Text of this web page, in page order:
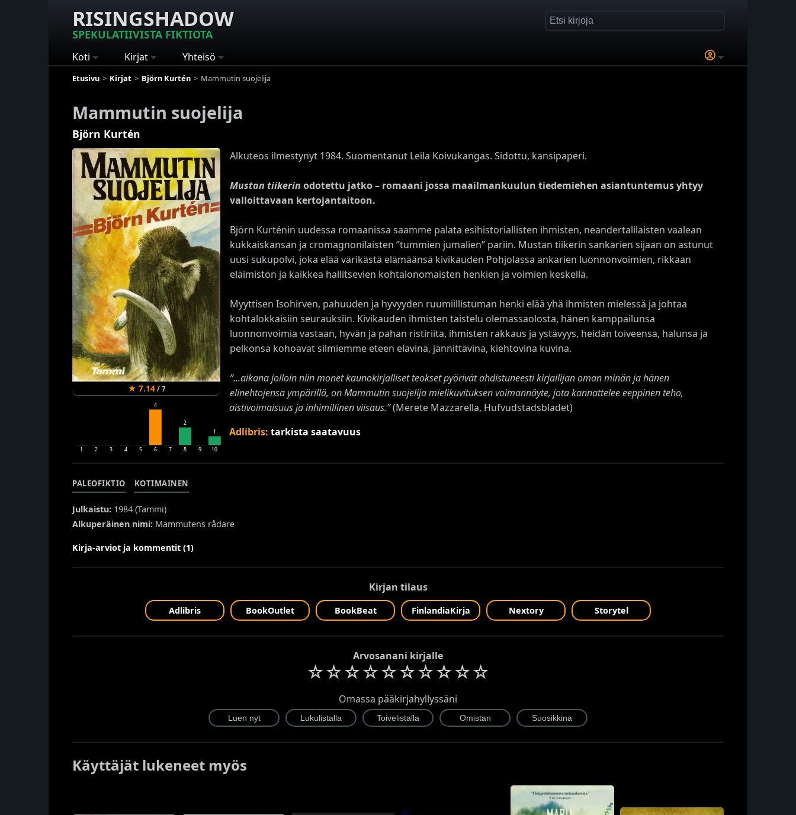
RISINGSHADOW
SPEKULATIIVISTA FIKTIOTA
Koti Kirjat Yhteisö
Etusivu Kirjat Björn Kurtén Mammutin suojelija
Mammutin suojelija
Björn Kurtén
★ 7.14/ 7
1 2 3 4 5
4
6 7
2
8 9
1
10
Alkuteos ilmestynyt 1984. Suomentanut Leila Koivukangas. Sidottu, kansipaperi.
Mustan tiikerin odotettu jatko – romaani jossa maailmankuulun tiedemiehen asiantuntemus yhtyy
valloittavaan kertojantaitoon.
Björn Kurténin uudessa romaanissa saamme palata esihistoriallisten ihmisten, neandertalilaisten vaalean
kukkaiskansan ja cromagnonilaisten ”tummien jumalien” pariin. Mustan tiikerin sankarien sijaan on astunut
uusi sukupolvi, joka elää värikästä elämäänsä kivikauden Pohjolassa ankarien luonnonvoimien, rikkaan
eläimistön ja kaikkea hallitsevien kohtalonomaisten henkien ja voimien keskellä.
Myyttisen Isohirven, pahuuden ja hyvyyden ruumiillistuman henki elää yhä ihmisten mielessä ja johtaa
kohtalokkaisiin seurauksiin. Kivikauden ihmisten taistelu olemassaolosta, hänen kamppailunsa
luonnonvoimia vastaan, hyvän ja pahan ristiriita, ihmisten rakkaus ja ystävyys, heidän toiveensa, halunsa ja
pelkonsa kohoavat silmiemme eteen elävinä, jännittävinä, kiehtovina kuvina.
”...aikana jolloin niin monet kaunokirjalliset teokset pyörivät ahdistuneesti kirjailijan oman minän ja hänen
elinehtojensa ympärillä, on Mammutin suojelija mielikuvituksen voimannäyte, jota kannattelee eeppinen teho,
aistivoimaisuus ja inhimillinen viisaus.”(Merete Mazzarella, Hufvudstadsbladet)
Adlibris: tarkista saatavuus
PALEOFIKTIO KOTIMAINEN
Julkaistu: 1984 (Tammi)
Alkuperäinen nimi: Mammutens rådare
Kirja-arviot ja kommentit (1)
Kirjan tilaus
Adlibris BookOutlet BookBeat FinlandiaKirja Nextory Storytel
Arvosanani kirjalle
☆☆☆☆☆☆☆☆☆☆
Omassa pääkirjahyllyssäni
Käyttäjät lukeneet myös